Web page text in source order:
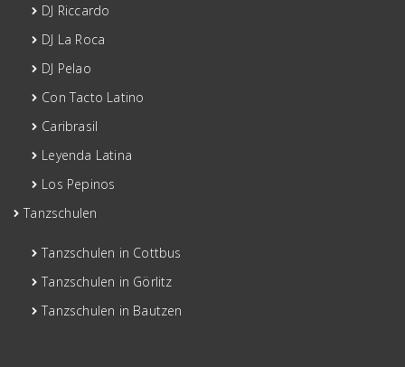
DJ Riccardo
DJ La Roca
DJ Pelao
Con Tacto Latino
Caribrasil
Leyenda Latina
Los Pepinos
Tanzschulen
Tanzschulen in Cottbus
Tanzschulen in Görlitz
Tanzschulen in Bautzen